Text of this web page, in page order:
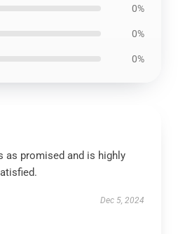
0%
0%
0%
as promised and is highly
Dec 5, 2024